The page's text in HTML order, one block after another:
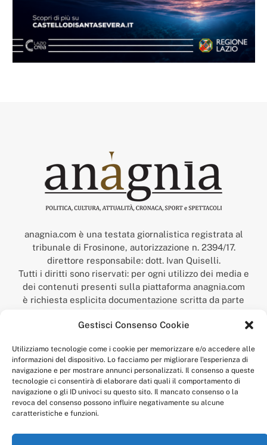
Gestisci Consenso Cookie
Utilizziamo tecnologie come i cookie per memorizzare e/o accedere alle
informazioni del dispositivo. Lo facciamo per migliorare l'esperienza di
navigazione e per mostrare annunci personalizzati. Il consenso a queste
tecnologie ci consentirà di elaborare dati quali il comportamento di
navigazione o gli ID univoci su questo sito. Il mancato consenso o la
revoca del consenso possono influire negativamente su alcune
caratteristiche e funzioni.
anagnia.com è una testata giornalistica registrata al
tribunale di Frosinone, autorizzazione n. 2394/17.
direttore responsabile: dott. Ivan Quiselli.
Tutti i diritti sono riservati: per ogni utilizzo dei media e
dei contenuti presenti sulla piattaforma anagnia.com
è richiesta esplicita documentazione scritta da parte
della redazione.
“Anagnia” è un marchio registrato presso l’Ufficio Italiano
Economico,
num. registrazione: 302017000014044 del 9 febbraio 2017.
Per contatti:redazione@anagnia.com